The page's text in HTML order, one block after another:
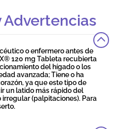
Advertencias
o enfermero antes de
120 mg Tableta recubierta
del hígado o los
avanzada; Tiene o ha
ya que este tipo de
un latido más rápido del
(palpitaciones). Para